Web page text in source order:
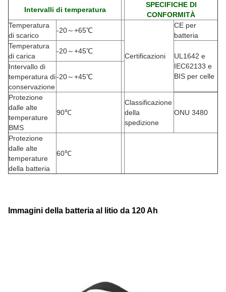
Intervalli di temperatura
SPECIFICHE DI
CONFORMITÀ
Temperatura
di scarico
-20～+65℃
Certificazioni
CE per
batteria
Temperatura
di carica
-20～+45℃
UL1642 e
IEC62133 e
BIS per celle
Intervallo di
temperatura di
conservazione
-20～+45℃
Protezione
dalle alte
temperature
BMS
90℃
Classificazione
della
spedizione
ONU 3480
Protezione
dalle alte
temperature
della batteria
60℃
Immagini della batteria al litio da 120 Ah